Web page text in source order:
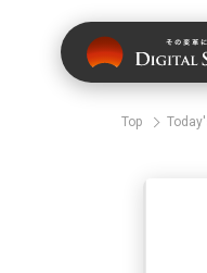
Top